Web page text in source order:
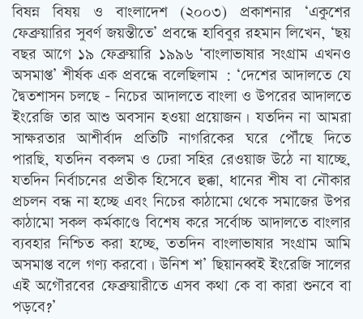
বিষন্ন বিষয় ও বাংলাদেশ (২০০৩) প্রকাশনার ‘একুশের
ফেব্রুয়ারির সুবর্ণ জয়ন্তীতে’ প্রবন্ধে হাবিবুর রহমান লিখেন, ‘ছয়
বছর আগে ১৯ ফেব্রুয়ারি ১৯৯৬ ‘বাংলাভাষার সংগ্রাম এখনও
অসমাপ্ত’ শীর্ষক এক প্রবন্ধে বলেছিলাম : ‘দেশের আদালতে যে
দ্বৈতশাসন চলছে – নিচের আদালতে বাংলা ও উপরের আদালতে
ইংরেজি তার আশু অবসান হওয়া প্রয়োজন। যতদিন না আমরা
সাক্ষরতার আশীর্বাদ প্রতিটি নাগরিকের ঘরে পৌঁছে দিতে
পারছি, যতদিন বকলম ও ঢেরা সহির রেওয়াজ উঠে না যাচ্ছে,
যতদিন নির্বাচনের প্রতীক হিসেবে হুক্কা, ধানের শীষ বা নৌকার
প্রচলন বন্ধ না হচ্ছে এবং নিচের কাঠামো থেকে সমাজের উপর
কাঠামো সকল কর্মকাণ্ডে বিশেষ করে সর্বোচ্চ আদালতে বাংলার
ব্যবহার নিশ্চিত করা হচ্ছে, ততদিন বাংলাভাষার সংগ্রাম আমি
অসমাপ্ত বলে গণ্য করবো। উনিশ শ’ ছিয়ানব্বই ইংরেজি সালের
এই অগৌরবের ফেব্রুয়ারীতে এসব কথা কে বা কারা শুনবে বা
পড়বে?’